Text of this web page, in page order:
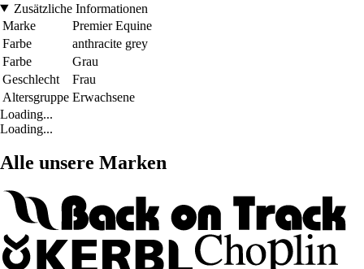
Zusätzliche Informationen
Marke
Premier Equine
Farbe
anthracite grey
Farbe
Grau
Geschlecht
Frau
Altersgruppe Erwachsene
Loading...
Loading...
Alle unsere Marken